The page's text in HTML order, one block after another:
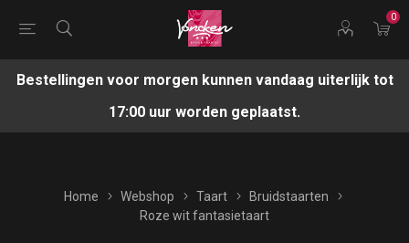
0
Bestellingen voor morgen kunnen vandaag uiterlijk tot
17:00 uur worden geplaatst.
Home Webshop Taart
Bruidstaarten
Roze wit fantasietaart